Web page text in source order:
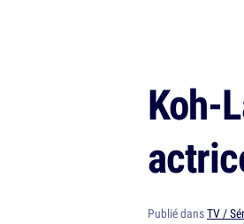
Koh-
Publié dansTV /